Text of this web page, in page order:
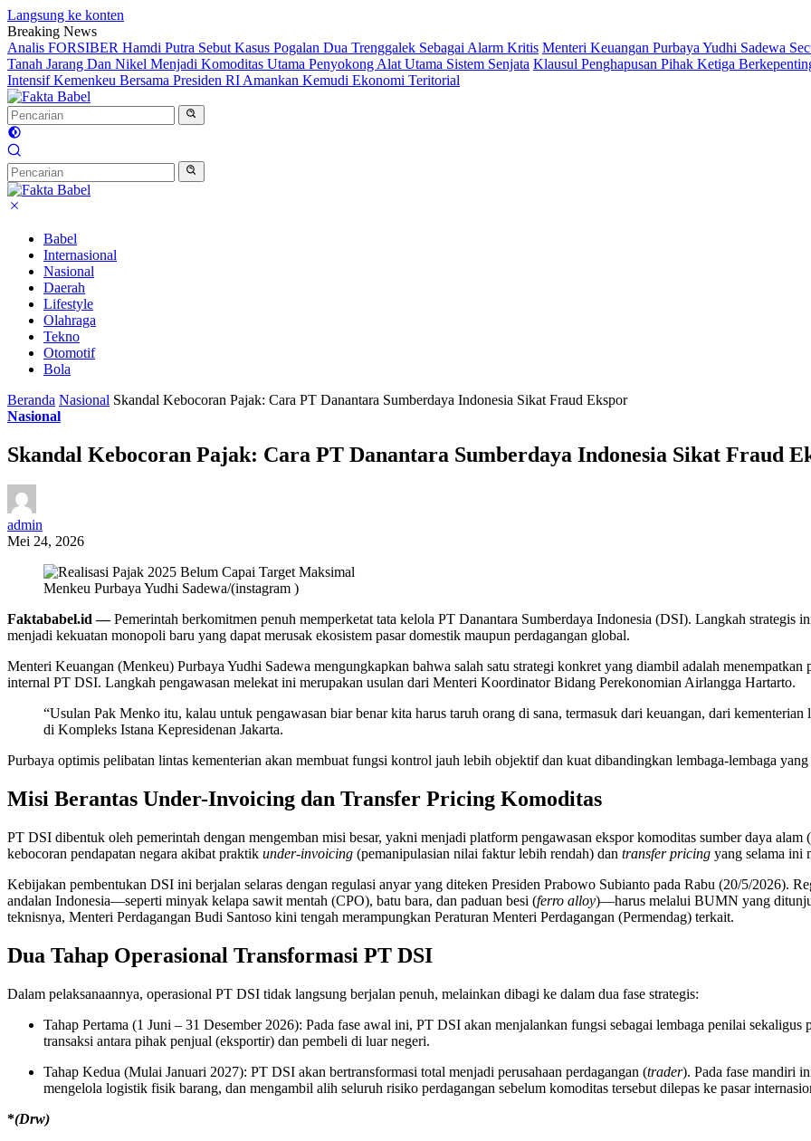
Langsung ke konten
Breaking News
Analis FORSIBER Hamdi Putra Sebut Kasus Pogalan Dua Trenggalek Sebagai Alarm Kritis Menteri Keuangan Purbaya Yudhi Sadewa
Tanah Jarang Dan Nikel Menjadi Komoditas Utama Penyokong Alat Utama Sistem Senjata Klausul Penghapusan Pihak Ketiga
Intensif Kemenkeu Bersama Presiden RI Amankan Kemudi Ekonomi Teritorial
Babel
Internasional
Nasional
Daerah
Lifestyle
Olahraga
Tekno
Otomotif
Bola
Beranda Nasional Skandal Kebocoran Pajak: Cara PT Danantara Sumberdaya Indonesia Sikat Fraud Ekspor
Nasional
Skandal Kebocoran Pajak: Cara PT Danantara Sumberdaya Indonesia Sikat Fraud
admin
Mei 24, 2026
Menkeu Purbaya Yudhi Sadewa/(instagram )
Faktababel.id —Pemerintah berkomitmen penuh memperketat tata kelola PT Danantara Sumberdaya Indonesia (DSI). Langkah strategis
menjadi kekuatan monopoli baru yang dapat merusak ekosistem pasar domestik maupun perdagangan global.
Menteri Keuangan (Menkeu) Purbaya Yudhi Sadewa mengungkapkan bahwa salah satu strategi konkret yang diambil adalah
internal PT DSI. Langkah pengawasan melekat ini merupakan usulan dari Menteri Koordinator Bidang Perekonomian Airlangga Hartarto.
“Usulan Pak Menko itu, kalau untuk pengawasan biar benar kita harus taruh orang di sana, termasuk dari keuangan, dari
di Kompleks Istana Kepresidenan Jakarta.
Purbaya optimis pelibatan lintas kementerian akan membuat fungsi kontrol jauh lebih objektif dan kuat dibandingkan lembaga-lembaga
Misi Berantas Under-Invoicing dan Transfer Pricing Komoditas
PT DSI dibentuk oleh pemerintah dengan mengemban misi besar, yakni menjadi platform pengawasan ekspor komoditas sumber daya
kebocoran pendapatan negara akibat praktik under-invoicing (pemanipulasian nilai faktur lebih rendah) dan transfer pricing yang selama ini
Kebijakan pembentukan DSI ini berjalan selaras dengan regulasi anyar yang diteken Presiden Prabowo Subianto pada Rabu (20/5/2026).
andalan Indonesia—seperti minyak kelapa sawit mentah (CPO), batu bara, dan paduan besi (ferro alloy)—harus melalui BUMN yang
teknisnya, Menteri Perdagangan Budi Santoso kini tengah merampungkan Peraturan Menteri Perdagangan (Permendag) terkait.
Dua Tahap Operasional Transformasi PT DSI
Dalam pelaksanaannya, operasional PT DSI tidak langsung berjalan penuh, melainkan dibagi ke dalam dua fase strategis:
Tahap Pertama (1 Juni – 31 Desember 2026): Pada fase awal ini, PT DSI akan menjalankan fungsi sebagai lembaga penilai sekaligus
transaksi antara pihak penjual (eksportir) dan pembeli di luar negeri.
Tahap Kedua (Mulai Januari 2027): PT DSI akan bertransformasi total menjadi perusahaan perdagangan (trader). Pada fase mandiri
mengelola logistik fisik barang, dan mengambil alih seluruh risiko perdagangan sebelum komoditas tersebut dilepas ke pasar
*(Drw)